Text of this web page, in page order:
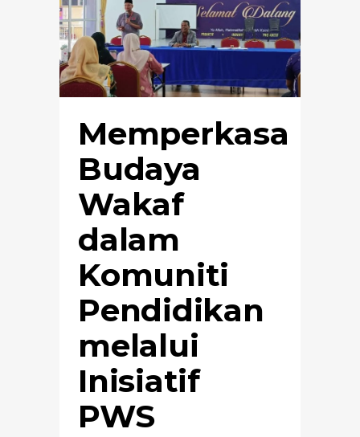
Memperkasa
Budaya
Wakaf
dalam
Komuniti
Pendidikan
melalui
Inisiatif
PWS